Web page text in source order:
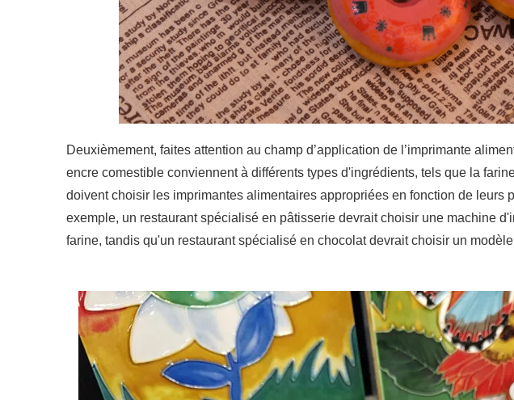
Deuxièmement, faites attention au champ d’application de l’imprimante
encre comestible conviennent à différents types d'ingrédients, tels que la
doivent choisir les imprimantes alimentaires appropriées en fonction de leurs
exemple, un restaurant spécialisé en pâtisserie devrait choisir une machine
farine, tandis qu'un restaurant spécialisé en chocolat devrait choisir un